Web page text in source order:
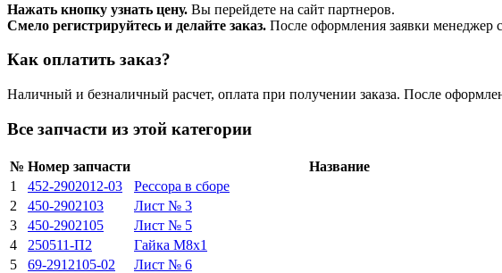
Нажать кнопку узнать цену. Вы перейдете на сайт партнеров.
Смело регистрируйтесь и делайте заказ. После оформления заявки менеджер
Как оплатить заказ?
Наличный и безналичный расчет, оплата при получении заказа. После
Все запчасти из этой категории
№ Номер запчасти Название
1
452-2902012-03 Рессора в сборе
2
450-2902103 Лист № 3
3
450-2902105 Лист № 5
4
250511-П2 Гайка М8х1
5
69-2912105-02 Лист № 6